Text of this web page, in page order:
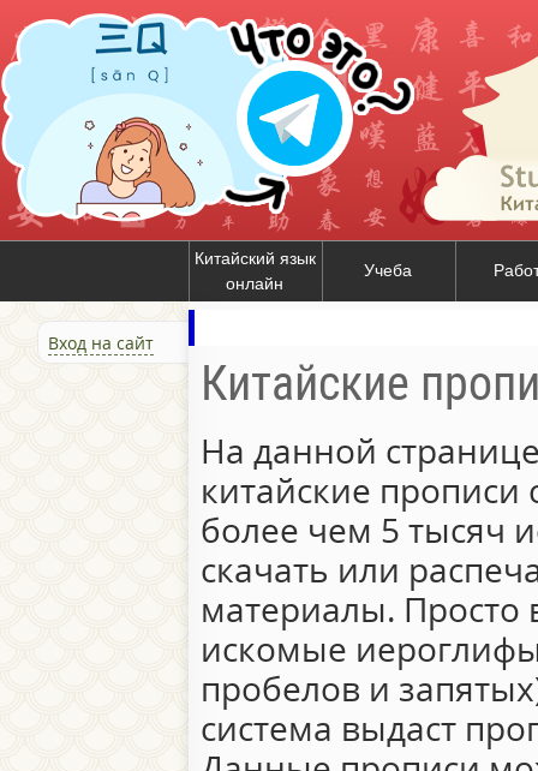
Китайский язык
онлайн
Учеба
Вход на сайт
Китайские
На данной
китайские
более чем 5 тысяч
скачать или
материалы. Просто
искомые
пробелов и
система выдаст